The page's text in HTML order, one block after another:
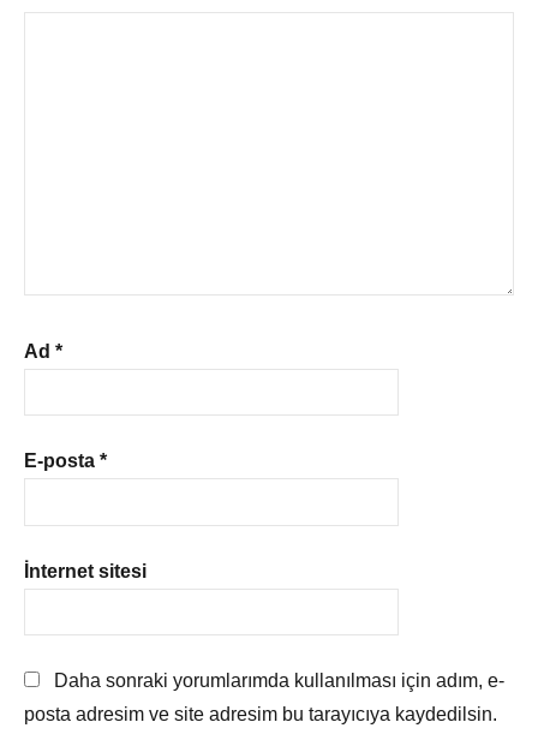
Ad *
E-posta *
İnternet sitesi
Daha sonraki yorumlarımda kullanılması için adım, e-
posta adresim ve site adresim bu tarayıcıya kaydedilsin.